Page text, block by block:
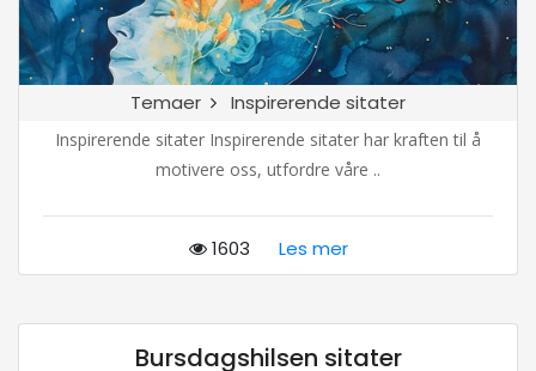
Temaer Inspirerende sitater
Inspirerende sitater Inspirerende sitater har kraften til å
motivere oss, utfordre våre ..
1603 Les mer
Bursdagshilsen sitater